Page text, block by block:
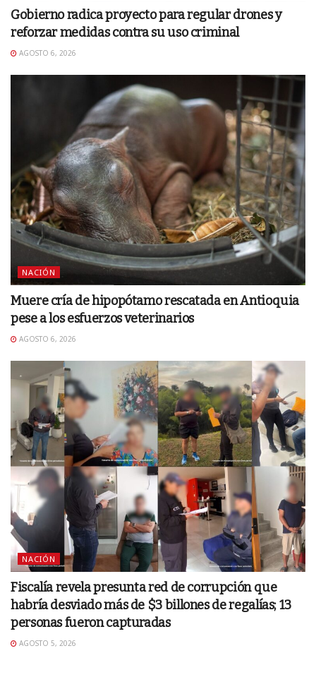
Gobierno radica proyecto para regular drones y
reforzar medidas contra su uso criminal
AGOSTO 6, 2026
NACIÓN
Muere cría de hipopótamo rescatada en Antioquia
pese a los esfuerzos veterinarios
AGOSTO 6, 2026
NACIÓN
Fiscalía revela presunta red de corrupción que
habría desviado más de $3 billones de regalías; 13
personas fueron capturadas
AGOSTO 5, 2026